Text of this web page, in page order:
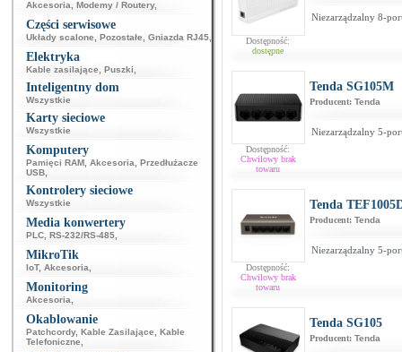
Akcesoria Modemy / Routery,
Części serwisowe
Układy scalone Pozostałe Gniazda RJ45
Elektryka
Kable zasilające Puszki
Inteligentny dom
Wszystkie
Karty sieciowe
Wszystkie
Komputery
Pamięci RAM Akcesoria
Przedłużacze
USB
Kontrolery sieciowe
Wszystkie
Media konwertery
PLC RS-232/RS-485
MikroTik
IoT, Akcesoria
Monitoring
Akcesoria
Okablowanie
Patchcordy, Kable Zasilające
Kable
Telefoniczne
Dostępność:
dostępne
Niezarządzalny 8-
Dostępność:
Chwilowy brak
towaru
Tenda SG105M
Producent: Tenda
Niezarządzalny 5-
Dostępność:
Chwilowy brak
towaru
Tenda
Producent: Tenda
Niezarządzalny 5-
Tenda SG105
Producent: Tenda